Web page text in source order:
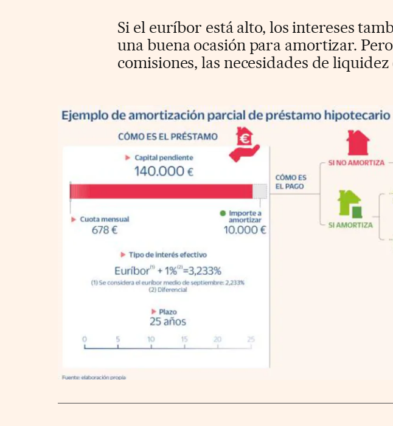
Si el euríbor está alto, los intereses
una buena ocasión para amortizar.
comisiones, las necesidades de